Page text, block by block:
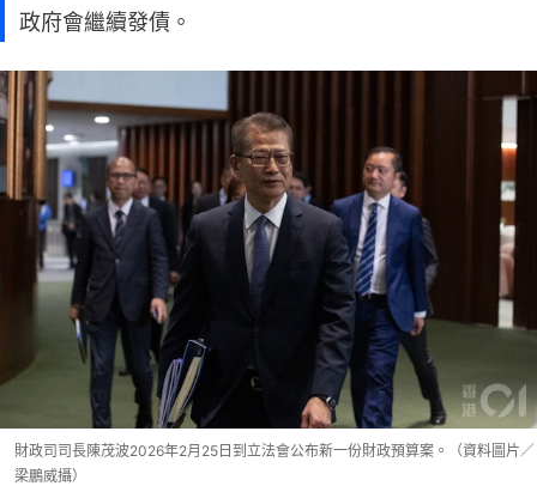
政府會繼續發債。
財政司司長陳茂波2026年2月25日到立法會公布新一份財政預算案。（資料圖片／
梁鵬威攝）